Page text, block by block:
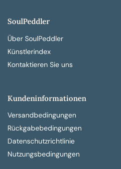
SoulPeddler
Über SoulPeddler
Künstlerindex
Kontaktieren Sie uns
Kundeninformationen
Versandbedingungen
Rückgabebedingungen
Datenschutzrichtlinie
Nutzungsbedingungen